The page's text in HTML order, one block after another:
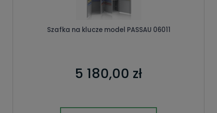
Szafka na klucze model PASSAU 06011
5 180,00 zł